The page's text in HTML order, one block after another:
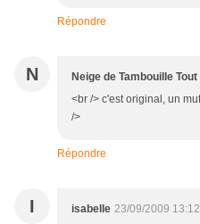
Répondre
N Neige de Tambouille Tout
<br /> c'est original, un
/>
Répondre
I isabelle 23/09/2009 13:12